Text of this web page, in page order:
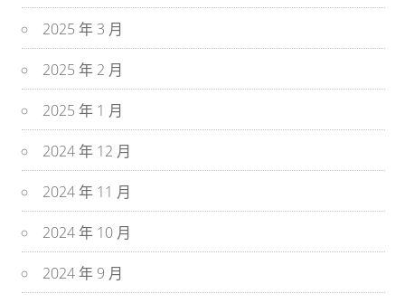
2025 年 3 月
2025 年 2 月
2025 年 1 月
2024 年 12 月
2024 年 11 月
2024 年 10 月
2024 年 9 月